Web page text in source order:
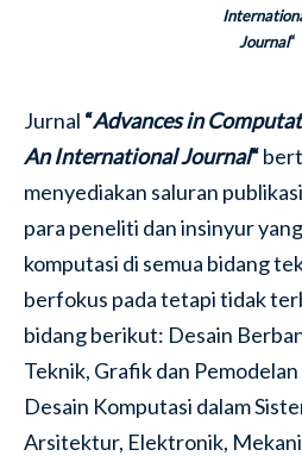
Journal“
Jurnal “Advances in
An International Journal“
menyediakan saluran
para peneliti dan insinyur
komputasi di semua bidang
berfokus pada tetapi tidak
bidang berikut: Desain
Teknik, Grafik dan
Desain Komputasi dalam
Arsitektur, Elektronik,